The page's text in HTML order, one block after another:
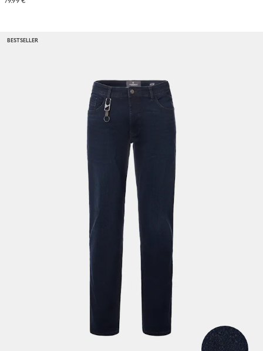
BESTSELLER